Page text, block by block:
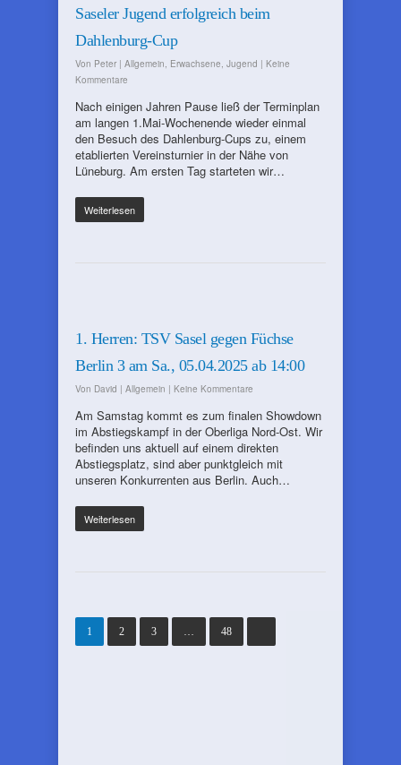
Saseler Jugend erfolgreich beim
Dahlenburg-Cup
Von Peter | Allgemein, Erwachsene, Jugend | Keine
Kommentare
Nach einigen Jahren Pause ließ der Terminplan
am langen 1.Mai-Wochenende wieder einmal
den Besuch des Dahlenburg-Cups zu, einem
etablierten Vereinsturnier in der Nähe von
Lüneburg. Am ersten Tag starteten wir…
Weiterlesen
1. Herren: TSV Sasel gegen Füchse
Berlin 3 am Sa., 05.04.2025 ab 14:00
Von David | Allgemein | Keine Kommentare
Am Samstag kommt es zum finalen Showdown
im Abstiegskampf in der Oberliga Nord-Ost. Wir
befinden uns aktuell auf einem direkten
Abstiegsplatz, sind aber punktgleich mit
unseren Konkurrenten aus Berlin. Auch…
Weiterlesen
1 2 3 … 48